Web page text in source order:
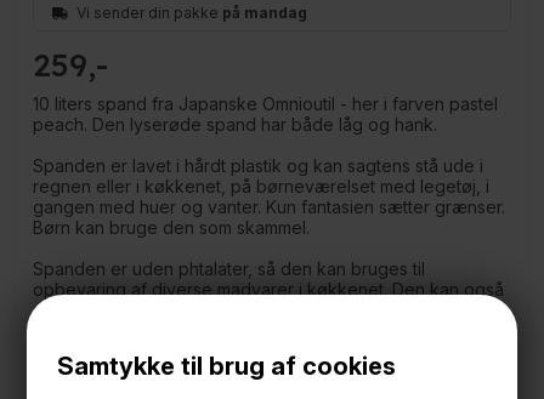
Samtykke til brug af cookies
Vi sender din pakke på mandag
259
10 liters spand fra Japanske Omnioutil - her i farven pastel
peach. Den lyserøde spand har både låg og hank.
Spanden er lavet i hårdt plastik og kan sagtens stå ude i
regnen eller i køkkenet, på børneværelset med legetøj, i
gangen med huer og vanter. Kun fantasien sætter grænser.
Børn kan bruge den som skammel.
Spanden er uden phtalater, så den kan bruges til
opbevaring af diverse madvarer i køkkenet. Den kan også
stå i haven, da den kan klare op til minus 20 grader.
Mål: